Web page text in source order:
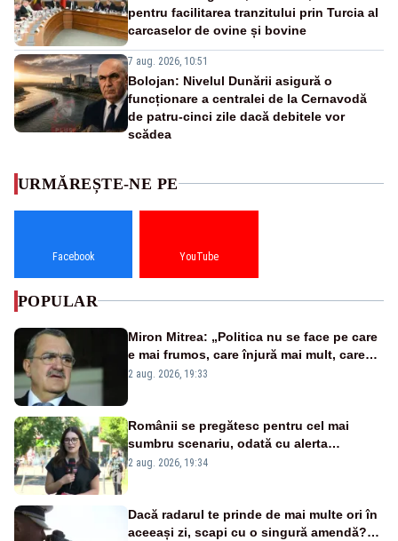
pentru facilitarea tranzitului prin Turcia al
carcaselor de ovine și bovine
7 aug. 2026, 10:51
Bolojan: Nivelul Dunării asigură o
funcționare a centralei de la Cernavodă
de patru-cinci zile dacă debitele vor
scădea
URMĂREȘTE-NE PE
Facebook YouTube
POPULAR
Miron Mitrea: „Politica nu se face pe care
e mai frumos, care înjură mai mult, care
țipă mai tare, ci pe proiecte”
2 aug. 2026, 19:33
Românii se pregătesc pentru cel mai
sumbru scenariu, odată cu alerta
energetică
2 aug. 2026, 19:34
Dacă radarul te prinde de mai multe ori în
aceeași zi, scapi cu o singură amendă?